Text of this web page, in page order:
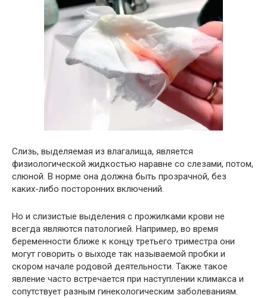
Слизь, выделяемая из влагалища, является
физиологической жидкостью наравне со слезами, потом,
слюной. В норме она должна быть прозрачной, без
каких-либо посторонних включений.
Но и слизистые выделения с прожилками крови не
всегда являются патологией. Например, во время
беременности ближе к концу третьего триместра они
могут говорить о выходе так называемой пробки и
скором начале родовой деятельности. Также такое
явление часто встречается при наступлении климакса и
сопутствует разным гинекологическим заболеваниям.